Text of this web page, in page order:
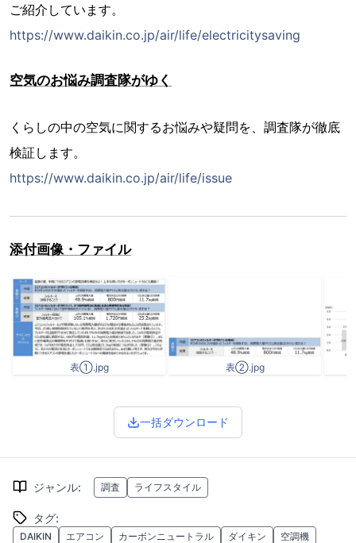
ご紹介しています。
https://www.daikin.co.jp/air/life/electricitysaving
空気のお悩み調査隊がゆく
くらしの中の空気に関するお悩みや疑問を、調査隊が徹底
検証します。
https://www.daikin.co.jp/air/life/issue
添付画像・ファイル
表①.jpg 表②.jpg
一括ダウンロード
ジャンル: 調査 ライフスタイル
タグ:
DAIKIN エアコン カーボンニュートラル ダイキン
空調機